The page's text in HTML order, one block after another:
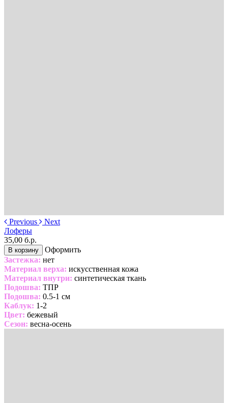
Previous
Next
Лоферы
35,00 б.р.
В корзину
Оформить
Застежка: нет
Материал верха: искусственная кожа
Материал внутри: синтетическая ткань
Подошва: ТПР
Подошва: 0.5-1 см
Каблук: 1-2
Цвет: бежевый
Сезон: весна-осень